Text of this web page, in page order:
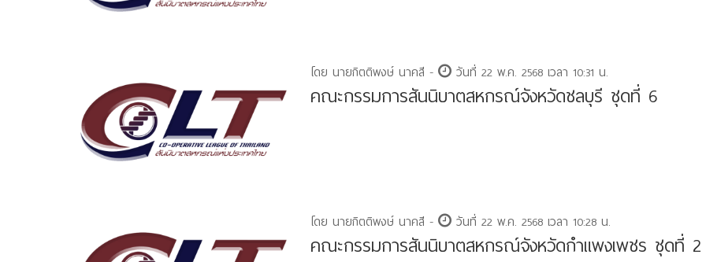
โดย นายกิตติพงษ์ นาคสี - วันที่ 22 พ.ค. 2568 เวลา 10:31 น.
คณะกรรมการสันนิบาตสหกรณ์จังหวัดชลบุรี ชุดที่ 6
โดย นายกิตติพงษ์ นาคสี - วันที่ 22 พ.ค. 2568 เวลา 10:28 น.
คณะกรรมการสันนิบาตสหกรณ์จังหวัดกำแพงเพชร ชุดที่ 2